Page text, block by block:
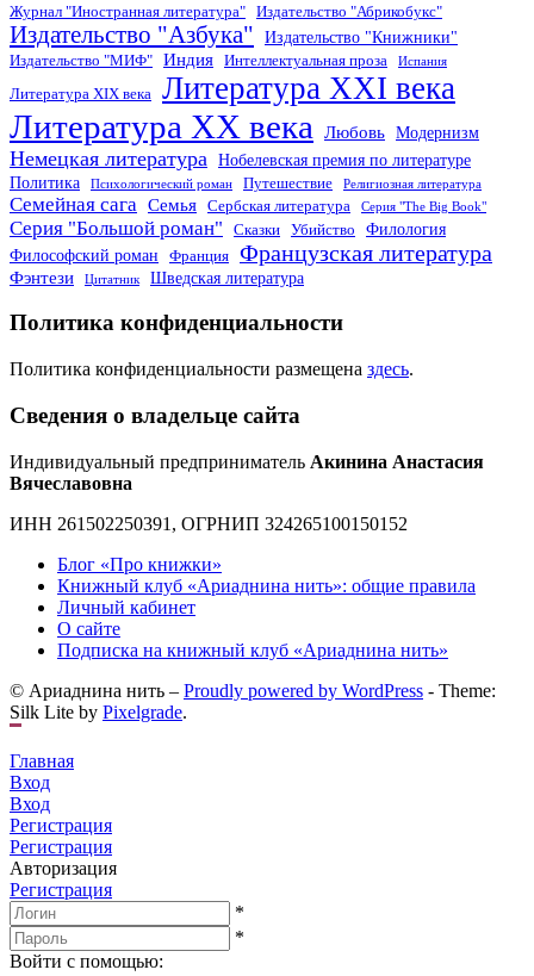
Журнал "Иностранная литература"
Издательство "Абрикобукс"
Издательство "Азбука" Издательство "Книжники"
Издательство "МИФ" Индия Интеллектуальная проза Испания
Литература XIX века Литература XXI века
Литература XX века Любовь Модернизм
Немецкая литература
Нобелевская премия по литературе
Политика
Психологический роман Путешествие Религиозная литература
Семейная сага Семья Сербская литература Серия "The Big Book"
Серия "Большой роман" Сказки Убийство
Филология
Философский роман
Франция Французская литература
Фэнтези Цитатник Шведская литература
Политика конфиденциальности
Политика конфиденциальности размещена здесь.
Сведения о владельце сайта
Индивидуальный предприниматель Акинина Анастасия
Вячеславовна
ИНН 261502250391, ОГРНИП 324265100150152
Блог «Про книжки»
Книжный клуб «Ариаднина нить»: общие правила
Личный кабинет
О сайте
Подписка на книжный клуб «Ариаднина нить»
© Ариаднина нить – Proudly powered by WordPress - Theme:
Silk Lite by Pixelgrade.
Главная
Вход
Вход
Регистрация
Регистрация
Авторизация
Регистрация
*
*
Войти с помощью: